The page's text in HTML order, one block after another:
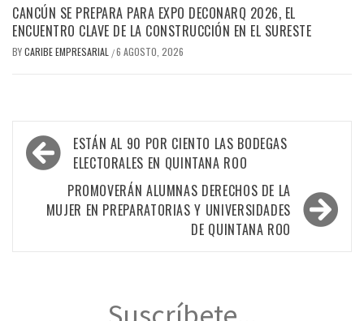
CANCÚN SE PREPARA PARA EXPO DECONARQ 2026, EL
ENCUENTRO CLAVE DE LA CONSTRUCCIÓN EN EL SURESTE
BYCARIBE EMPRESARIAL /6 AGOSTO, 2026
Navegación
de
entradas
ESTÁN AL 90 POR CIENTO LAS BODEGAS
ELECTORALES EN QUINTANA ROO
PROMOVERÁN ALUMNAS DERECHOS DE LA
MUJER EN PREPARATORIAS Y UNIVERSIDADES
DE QUINTANA ROO